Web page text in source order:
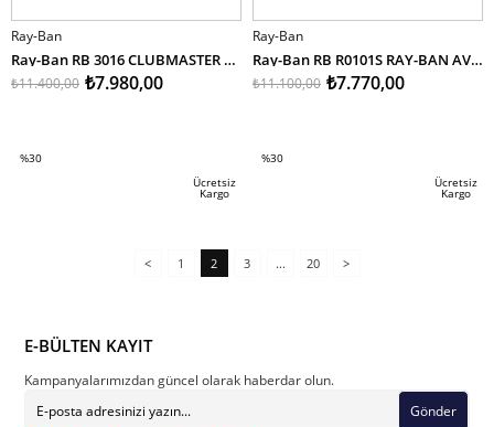
Ray-Ban
Ray-Ban RB 3016 CLUBMASTER W0365 51
₺7.980,00
₺11.400,00
%30
Ücretsiz
Kargo
Ray-Ban
Ray-Ban RB R0101S RAY-BAN AVIATOR REVERSE 001/82 59
₺7.770,00
₺11.100,00
%30
Ücretsiz
Kargo
< 1 2 3 ... 20 >
E-BÜLTEN KAYIT
Kampanyalarımızdan güncel olarak haberdar olun.
Gönder